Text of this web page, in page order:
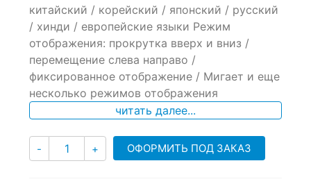
китайский / корейский / японский / русский
/ хинди / европейские языки Режим
отображения: прокрутка вверх и вниз /
перемещение слева направо /
фиксированное отображение / Мигает и еще
несколько режимов отображения
читать далее...
- Количество
+ ОФОРМИТЬ ПОД ЗАКАЗ